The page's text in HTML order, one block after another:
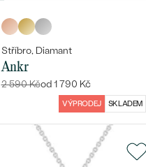
Stříbro, Diamant
Ankr
2 590 Kčod 1 790 Kč
VÝPRODEJ SKLADEM